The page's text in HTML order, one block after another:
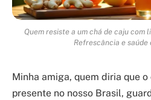
Quem resiste a um chá de caju com
Refrescância e saúde
Minha amiga, quem diria que
presente no nosso Brasil,